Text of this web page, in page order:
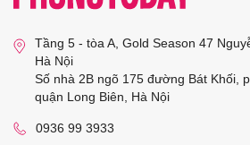
Tầng 5 - tòa A, Gold Season 47
Hà Nội
Số nhà 2B ngõ 175 đường Bát Khối,
quận Long Biên, Hà Nội
0936 99 3933